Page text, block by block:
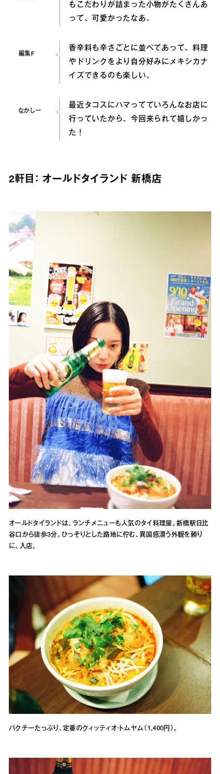
もこだわりが詰まった小物がたくさんあ
って、可愛かったなあ。
編集F
香辛料も辛さごとに並べてあって、料理
やドリンクをより自分好みにメキシカナ
イズできるのも楽しい。
なかしー
最近タコスにハマってていろんなお店に
行っていたから、今回来られて嬉しかっ
た！
2軒目： オールドタイランド 新橋店
オールドタイランドは、ランチメニューも人気のタイ料理屋。新橋駅日比
谷口から徒歩3分。ひっそりとした路地に佇む、異国感漂う外観を頼り
に、入店。
パクチーたっぷり、定番のクィッティオ・トムヤム（1,400円）。